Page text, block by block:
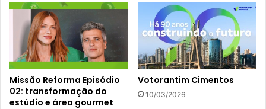
Missão Reforma Episódio
02: transformação do
estúdio e área gourmet
Votorantim Cimentos
10/03/2026